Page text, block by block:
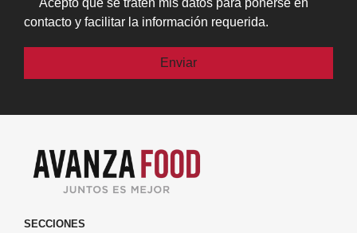
contacto y facilitar la información requerida.
SECCIONES